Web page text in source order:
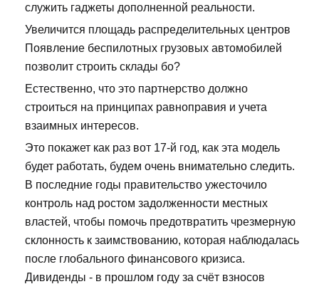
служить гаджеты дополненной реальности.
Увеличится площадь распределительных центров
Появление беспилотных грузовых автомобилей
позволит строить склады бо?
Естественно, что это партнерство должно
строиться на принципах равноправия и учета
взаимных интересов.
Это покажет как раз вот 17-й год, как эта модель
будет работать, будем очень внимательно следить.
В последние годы правительство ужесточило
контроль над ростом задолженности местных
властей, чтобы помочь предотвратить чрезмерную
склонность к заимствованию, которая наблюдалась
после глобального финансового кризиса.
Дивиденды - в прошлом году за счёт взносов